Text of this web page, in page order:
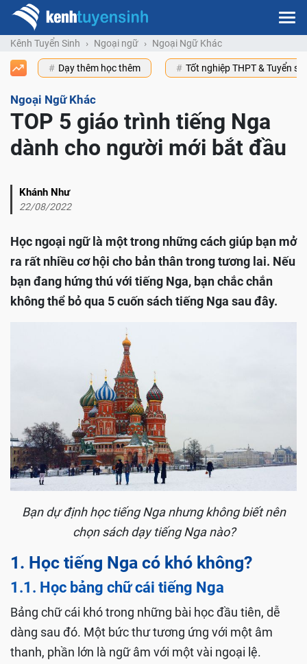
Kênh Tuyển Sinh Ngoại ngữ Ngoại Ngữ Khác
Dạy thêm học thêm Tốt nghiệp THPT & Tuyển
Ngoại Ngữ Khác
TOP 5 giáo trình tiếng Nga
dành cho người mới bắt đầu
Khánh Như
22/08/2022
Học ngoại ngữ là một trong những cách giúp bạn mở
ra rất nhiều cơ hội cho bản thân trong tương lai. Nếu
bạn đang hứng thú với tiếng Nga, bạn chắc chắn
không thể bỏ qua 5 cuốn sách tiếng Nga sau đây.
Bạn dự định học tiếng Nga nhưng không biết nên
chọn sách dạy tiếng Nga nào?
1. Học tiếng Nga có khó không?
1.1. Học bảng chữ cái tiếng Nga
Bảng chữ cái khó trong những bài học đầu tiên, dễ
dàng sau đó. Một bức thư tương ứng với một âm
thanh, phần lớn là ngữ âm với một vài ngoại lệ.